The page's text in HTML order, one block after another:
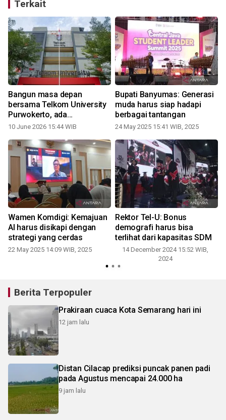
Terkait
Bangun masa depan
bersama Telkom University
Purwokerto, ada
kesempatan beasiswa
10 June 2026 15:44 WIB
Bupati Banyumas: Generasi
muda harus siap hadapi
berbagai tantangan
24 May 2025 15:41 WIB, 2025
Wamen Komdigi: Kemajuan
AI harus disikapi dengan
strategi yang cerdas
22 May 2025 14:09 WIB, 2025
Rektor Tel-U: Bonus
demografi harus bisa
terlihat dari kapasitas SDM
14 December 2024 15:52 WIB,
2024
Berita Terpopuler
Prakiraan cuaca Kota Semarang hari ini
12 jam lalu
Distan Cilacap prediksi puncak panen padi
pada Agustus mencapai 24.000 ha
9 jam lalu